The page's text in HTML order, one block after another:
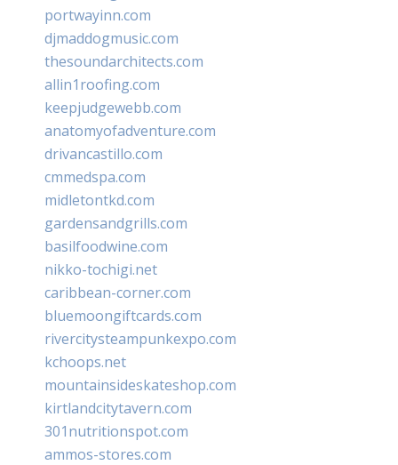
portwayinn.com
djmaddogmusic.com
thesoundarchitects.com
allin1roofing.com
keepjudgewebb.com
anatomyofadventure.com
drivancastillo.com
cmmedspa.com
midletontkd.com
gardensandgrills.com
basilfoodwine.com
nikko-tochigi.net
caribbean-corner.com
bluemoongiftcards.com
rivercitysteampunkexpo.com
kchoops.net
mountainsideskateshop.com
kirtlandcitytavern.com
301nutritionspot.com
ammos-stores.com